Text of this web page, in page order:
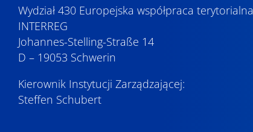
Wydział 430 Europejska współpraca terytorialna
INTERREG
Johannes-Stelling-Straße 14
D – 19053 Schwerin
Kierownik Instytucji Zarządzającej:
Steffen Schubert